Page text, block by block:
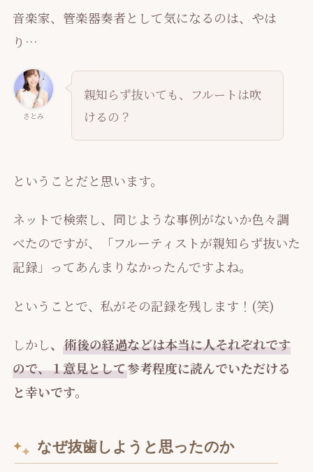
音楽家、管楽器奏者として気になるのは、やは
り…
さとみ
親知らず抜いても、フルートは吹
けるの？
ということだと思います。
ネットで検索し、同じような事例がないか色々調
べたのですが、「フルーティストが親知らず抜いた
記録」ってあんまりなかったんですよね。
ということで、私がその記録を残します！(笑)
しかし、 術後の経過などは本当に人それぞれです
ので、１意見として参考程度に読んでいただける
と幸いです。
なぜ抜歯しようと思ったのか